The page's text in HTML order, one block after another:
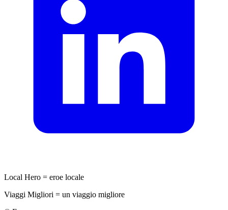
Local Hero = eroe locale
Viaggi Migliori = un viaggio migliore